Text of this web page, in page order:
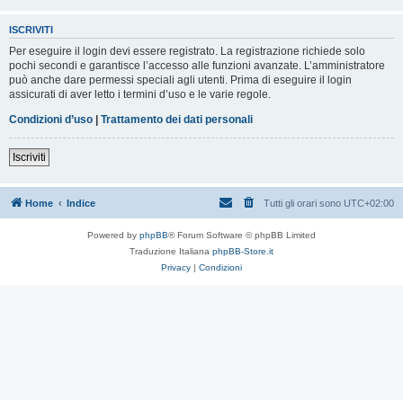
ISCRIVITI
Per eseguire il login devi essere registrato. La registrazione richiede solo
pochi secondi e garantisce l’accesso alle funzioni avanzate. L’amministratore
può anche dare permessi speciali agli utenti. Prima di eseguire il login
assicurati di aver letto i termini d’uso e le varie regole.
Condizioni d’uso | Trattamento dei dati personali
Iscriviti
Home Indice Tutti gli orari sono UTC+02:00
Powered by phpBB® Forum Software © phpBB Limited
Traduzione Italiana phpBB-Store.it
Privacy | Condizioni